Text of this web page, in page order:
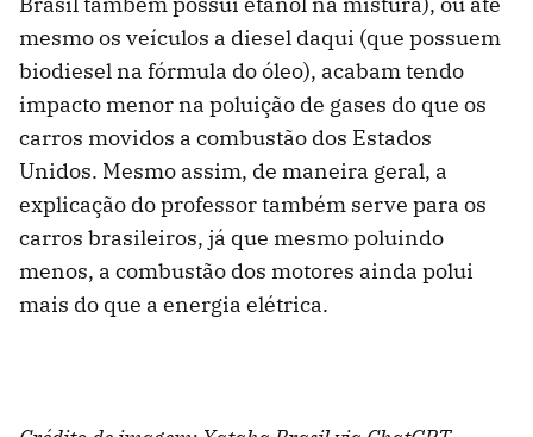
mesmo os veículos a diesel daqui (que possuem
biodiesel na fórmula do óleo), acabam tendo
impacto menor na poluição de gases do que os
carros movidos a combustão dos Estados
Unidos. Mesmo assim, de maneira geral, a
explicação do professor também serve para os
carros brasileiros, já que mesmo poluindo
menos, a combustão dos motores ainda polui
mais do que a energia elétrica.